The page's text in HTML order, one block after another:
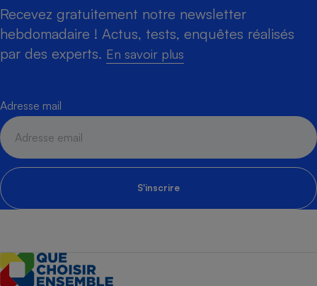
Recevez gratuitement notre newsletter
hebdomadaire ! Actus, tests, enquêtes réalisés
par des experts. En savoir plus
Adresse mail
S'inscrire